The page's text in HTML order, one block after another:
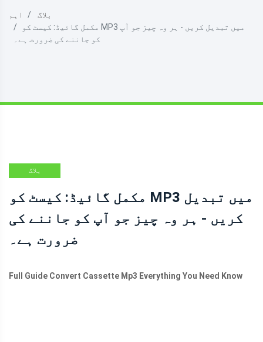
اہم
بلاگ
مکمل گائیڈ: کیسٹ کو MP3 میں تبدیل کریں - ہر وہ چیز جو آپ
کو جاننے کی ضرورت ہے۔
بلاگ
مکمل گائیڈ: کیسٹ کو MP3 میں تبدیل
کریں - ہر وہ چیز جو آپ کو جاننے کی
ضرورت ہے۔
Full Guide Convert Cassette Mp3 Everything You Need Know